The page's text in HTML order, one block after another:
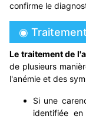
confirme le
◉
Le traitement de
de plusieurs
l'anémie et des
Si une
identifiée